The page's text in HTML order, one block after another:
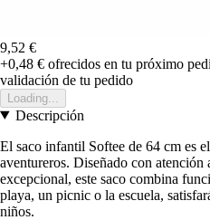
9,52 €
+0,48 € ofrecidos en tu próximo
validación de tu pedido
Loading...
Descripción
El saco infantil Softee de 64 cm es
aventureros. Diseñado con atención
excepcional, este saco combina
playa, un picnic o la escuela,
niños.